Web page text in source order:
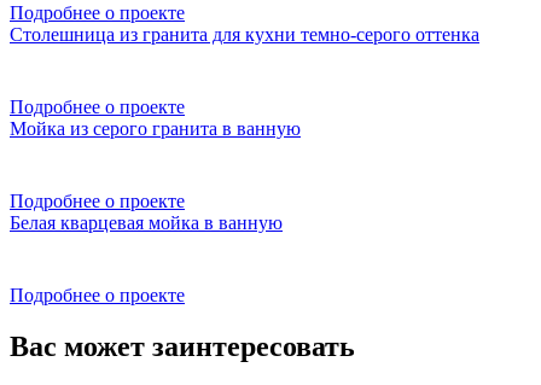
Подробнее о проекте
Столешница из гранита для кухни темно-серого оттенка
Подробнее о проекте
Мойка из серого гранита в ванную
Подробнее о проекте
Белая кварцевая мойка в ванную
Подробнее о проекте
Вас может заинтересовать